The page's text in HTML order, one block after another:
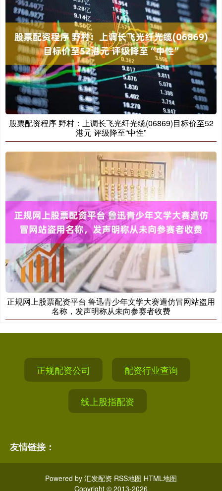
股票配资程序 野村：上调长飞光纤光缆(06869)目标价至52
港元 评级降至“中性”
正规网上股票配资平台 鲁迅青少年文学大赛遭仿冒网站盗用
名称，发声明称从未向参赛者收费
正规配资公司 配资行业查询
线上股指配资
友情链接：
Powered by 汇发配资 RSS地图 HTML地图
Copyright © 2013-2026